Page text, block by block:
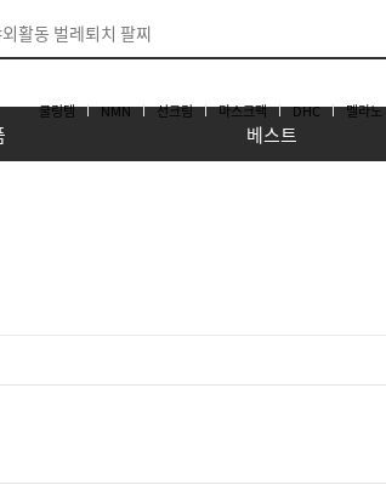
쿨링템 NMN 선크림 마스크팩 DHC 멜라노
베스트